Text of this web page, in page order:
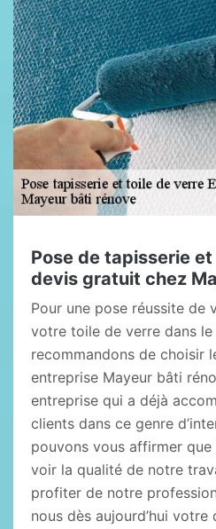
Pose de tapisserie
devis gratuit chez
Pour une pose réussite de
votre toile de verre dans
recommandons de choisir
entreprise Mayeur bâti
entreprise qui a déjà
clients dans ce genre
pouvons vous affirmer
voir la qualité de notre
profiter de notre
nous dès aujourd’hui